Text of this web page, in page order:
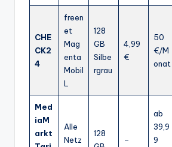
CHE
CK2
4
freen
et
Mag
enta
Mobil
L
128
GB
Silbe
rgrau
4,99
€
50
€/M
onat
Med
iaM
arkt
Alle
Netz
128
–
ab
39,9
9